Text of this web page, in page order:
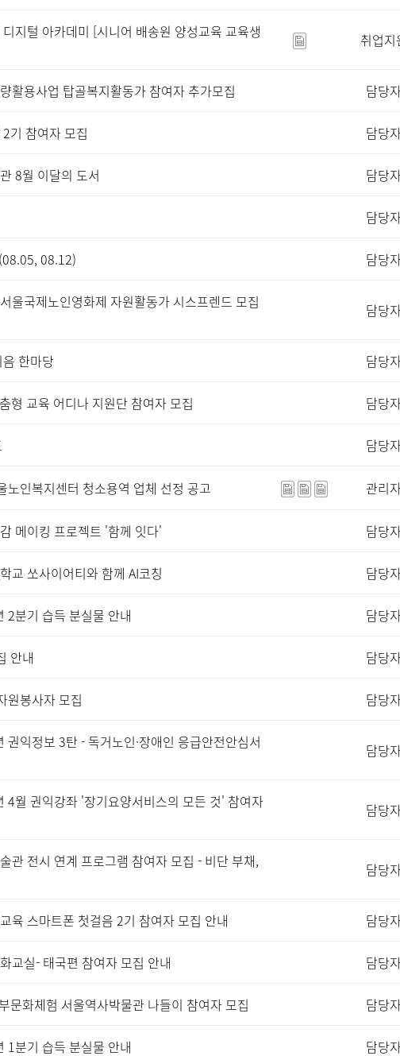
지털 아카데미 [시니어 배송원 양성교육 교육생
취업지
활용사업 탑골복지활동가 참여자 추가모집 담당
기 참여자 모집 담당
8월 이달의 도서 담당
담당
08.12) 담당
울국제노인영화제 자원활동가 시스프렌드 모집
담당
한마당 담당
형 교육 어디나 지원단 참여자 모집 담당
담당
노인복지센터 청소용역 업체 선정 공고 관리
메이킹 프로젝트 '함께 잇다' 담당
교 쏘사이어티와 함께 AI코칭 담당
2분기 습득 분실물 안내 담당
안내 담당
원봉사자 모집 담당
익정보 3탄 - 독거노인·장애인 응급안전안심서
담당
4월 권익강좌 '장기요양서비스의 모든 것' 참여자
담당
관 전시 연계 프로그램 참여자 모집 - 비단 부채,
담당
육 스마트폰 첫걸음 2기 참여자 모집 안내 담당
교실- 태국편 참여자 모집 안내 담당
문화체험 서울역사박물관 나들이 참여자 모집 담당
1분기 습득 분실물 안내 담당